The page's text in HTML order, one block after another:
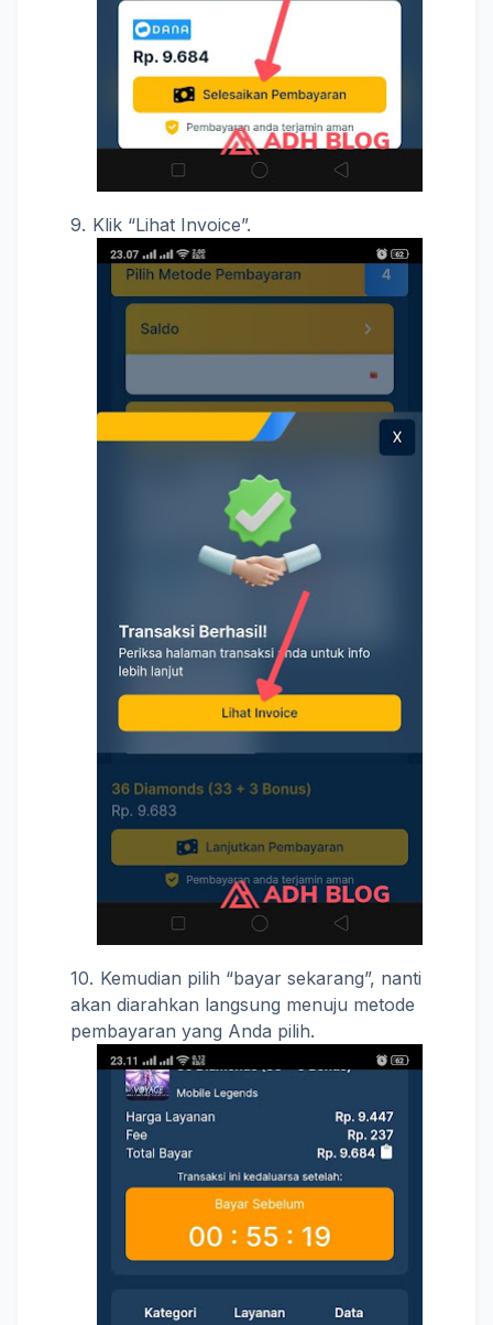
Klik “Lihat Invoice”.
Kemudian pilih “bayar sekarang”, nanti
akan diarahkan langsung menuju metode
pembayaran yang Anda pilih.